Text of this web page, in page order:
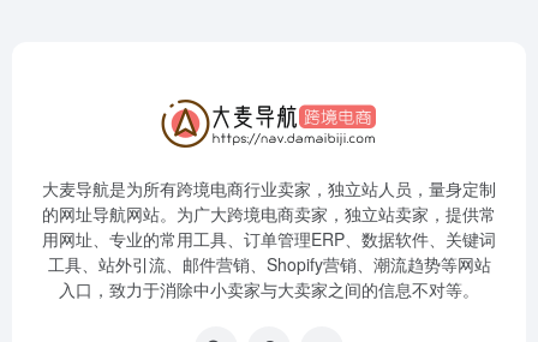
大麦导航是为所有跨境电商行业卖家，独立站人员，量身定制
的网址导航网站。为广大跨境电商卖家，独立站卖家，提供常
用网址、专业的常用工具、订单管理ERP、数据软件、关键词
工具、站外引流、邮件营销、Shopify营销、潮流趋势等网站
入口，致力于消除中小卖家与大卖家之间的信息不对等。